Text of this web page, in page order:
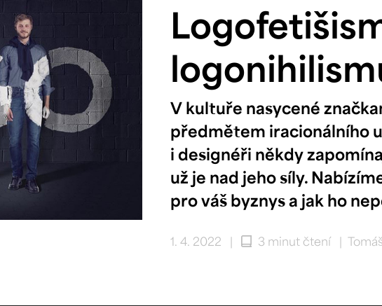
V kultuře nasycené
předmětem iracionálního
i designéři někdy
už je nad jeho síly.
pro váš byznys a jak ho
1. 4. 2022 | 3 minut čtení |